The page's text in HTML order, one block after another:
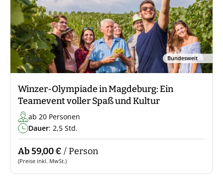
Bundesweit
Winzer-Olympiade in Magdeburg: Ein
Teamevent voller Spaß und Kultur
ab 20 Personen
Dauer: 2,5 Std.
Ab 59,00 € / Person
(Preise inkl. MwSt.)